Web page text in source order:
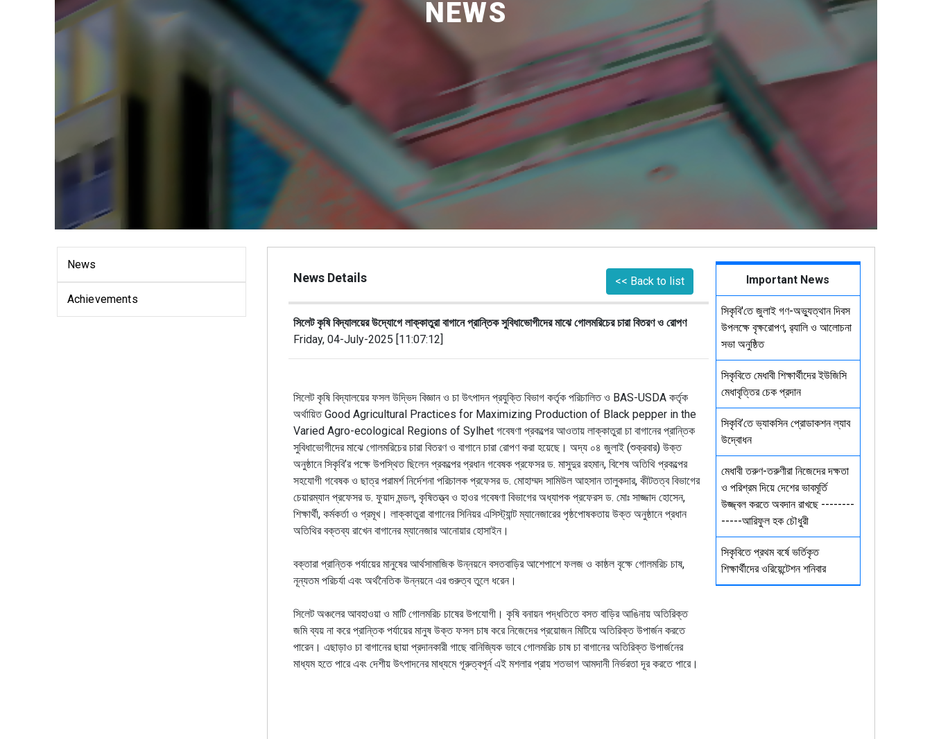
NEWS
News
Achievements
News Details << Back to list
সিলেট কৃষি বিদ্যালয়ের উদ্যোগে লাক্কাতুরা বাগানে প্রান্তিক সুবিধাভোগীদের মাঝে গোলমরিচের চারা বিতরণ ও রোপণ
Friday, 04-July-2025 [11:07:12]
সিলেট কৃষি বিদ্যালয়ের ফসল উদ্ভিদ বিজ্ঞান ও চা উৎপাদন প্রযুক্তি বিভাগ কর্তৃক পরিচালিত ও BAS-USDA কর্তৃক
অর্থায়িত Good Agricultural Practices for Maximizing Production of Black pepper in the
Varied Agro-ecological Regions of Sylhet গবেষণা প্রকল্পের আওতায় লাক্কাতুরা চা বাগানের প্রান্তিক
সুবিধাভোগীদের মাঝে গোলমরিচের চারা বিতরণ ও বাগানে চারা রোপণ করা হয়েছে। অদ্য ০৪ জুলাই (শুক্রবার) উক্ত
অনুষ্ঠানে সিকৃবি’র পক্ষে উপস্থিত ছিলেন প্রকল্পের প্রধান গবেষক প্রফেসর ড. মাসুদুর রহমান, বিশেষ অতিথি প্রকল্পের
সহযোগী গবেষক ও ছাত্র পরামর্শ নির্দেশনা পরিচালক প্রফেসর ড. মোহাম্মদ সামিউল আহসান তালুকদার, কীটতত্ব বিভাগের
চেয়ারম্যান প্রফেসর ড. ফুয়াদ মন্ডল, কৃষিতত্ত্ব ও হাওর গবেষণা বিভাগের অধ্যাপক প্রফেরস ড. মোঃ সাজ্জাদ হোসেন,
শিক্ষার্থী, কর্মকর্তা ও প্রমূখ। লাক্কাতুরা বাগানের সিনিয়র এসিস্ট্যান্ট ম্যানেজারের পৃষ্ঠপোষকতায় উক্ত অনুষ্ঠানে প্রধান
অতিথির বক্তব্য রাখেন বাগানের ম্যানেজার আনোয়ার হোসাইন।
বক্তারা প্রান্তিক পর্যায়ের মানুষের আর্থসামাজিক উন্নয়নে বসতবাড়ির আশেপাশে ফলজ ও কাষ্ঠল বৃক্ষে গোলমরিচ চাষ,
নূন্যতম পরিচর্যা এবং অর্থনৈতিক উন্নয়নে এর গুরুত্ব তুলে ধরেন।
সিলেট অঞ্চলের আবহাওয়া ও মাটি গোলমরিচ চাষের উপযোগী। কৃষি বনায়ন পদ্ধতিতে বসত বাড়ির আঙিনায় অতিরিক্ত
জমি ব্যয় না করে প্রান্তিক পর্যায়ের মানুষ উক্ত ফসল চাষ করে নিজেদের প্রয়োজন মিটিয়ে অতিরিক্ত উপার্জন করতে
পারেন। এছাড়াও চা বাগানের ছায়া প্রদানকারী গাছে বানিজ্যিক ভাবে গোলমরিচ চাষ চা বাগানের অতিরিক্ত উপার্জনের
মাধ্যম হতে পারে এবং দেশীয় উৎপাদনের মাধ্যমে গূরুত্বপূর্ন এই মশলার প্রায় শতভাগ আমদানী নির্ভরতা দূর করতে পারে।
Important News
সিকৃবি'তে জুলাই গণ-অভ্যুত্থান দিবস
উপলক্ষে বৃক্ষরোপণ, র‍্যালি ও আলোচনা
সভা অনুষ্ঠিত
সিকৃবিতে মেধাবী শিক্ষার্থীদের ইউজিসি
মেধাবৃত্তির চেক প্রদান
সিকৃবি’তে ভ্যাকসিন প্রোডাকশন ল্যাব
উদ্বোধন
মেধাবী তরুণ-তরুণীরা নিজেদের দক্ষতা
ও পরিশ্রম দিয়ে দেশের ভাবমূর্তি
উজ্জ্বল করতে অবদান রাখছে --------
-----আরিফুল হক চৌধুরী
সিকৃবিতে প্রথম বর্ষে ভর্তিকৃত
শিক্ষার্থীদের ওরিয়েন্টেশন শনিবার